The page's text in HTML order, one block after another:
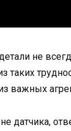
не
таких
важных
датчика,